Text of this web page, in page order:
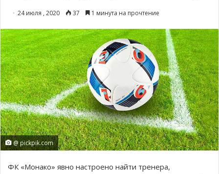
24 июля , 2020 37 1 минута на прочтение
@ pickpik.com
ФК «Монако» явно настроено найти тренера,